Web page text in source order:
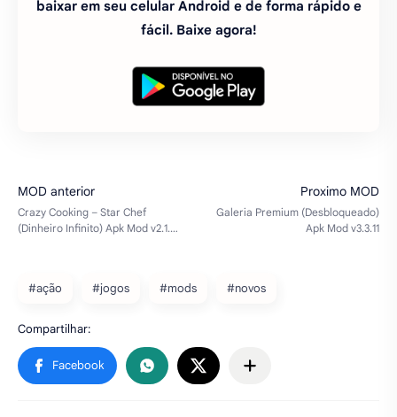
[Dinheiro Ilimitado/Desbloqueou
todos os Carros]